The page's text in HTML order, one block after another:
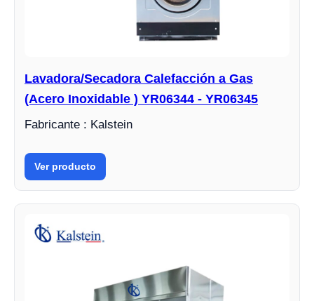
Lavadora/Secadora Calefacción a Gas
(Acero Inoxidable ) YR06344 - YR06345
Fabricante : Kalstein
Ver producto